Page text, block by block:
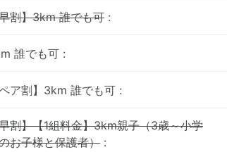
割】3km 誰でも可 :
誰でも可 :
ペア割】3km 誰でも可 :
割】【1組料金】3km親子（3歳～小学
お子様と保護者） :